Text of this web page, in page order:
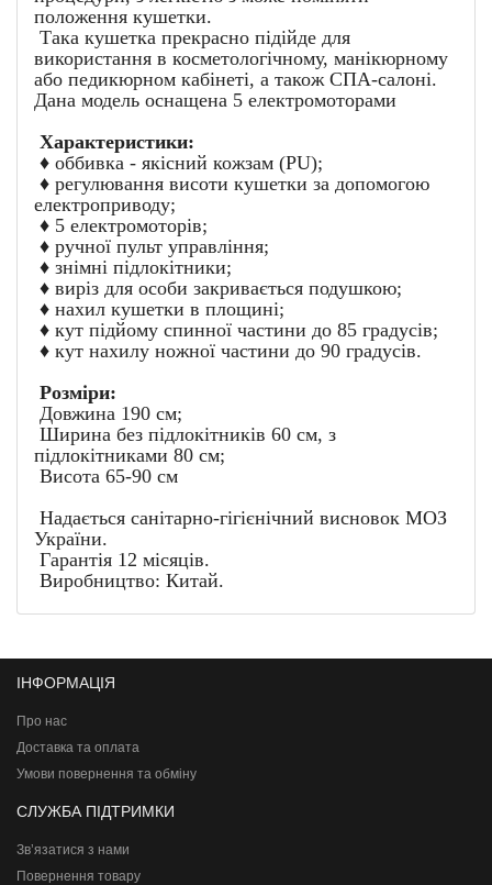
положення кушетки.
Така кушетка прекрасно підійде для
використання в косметологічному, манікюрному
або педикюрном кабінеті, а також СПА-салоні.
Дана модель оснащена 5 електромоторами
Характеристики:
♦ оббивка - якісний кожзам (PU);
♦ регулювання висоти кушетки за допомогою
електроприводу;
♦ 5 електромоторів;
♦ ручної пульт управління;
♦ знімні підлокітники;
♦ виріз для особи закривається подушкою;
♦ нахил кушетки в площині;
♦ кут підйому спинної частини до 85 градусів;
♦ кут нахилу ножної частини до 90 градусів.
Розміри:
Довжина 190 см;
Ширина без підлокітників 60 см, з
підлокітниками 80 см;
Висота 65-90 см
Надається санітарно-гігієнічний висновок МОЗ
України.
Гарантія 12 місяців.
Виробництво: Китай.
ІНФОРМАЦІЯ
Про нас
Доставка та оплата
Умови повернення та обміну
СЛУЖБА ПІДТРИМКИ
Зв’язатися з нами
Повернення товару